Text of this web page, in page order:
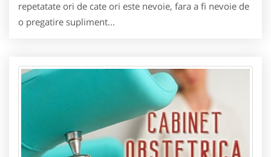
repetatate ori de cate ori este nevoie, fara a fi nevoie de
o pregatire supliment...